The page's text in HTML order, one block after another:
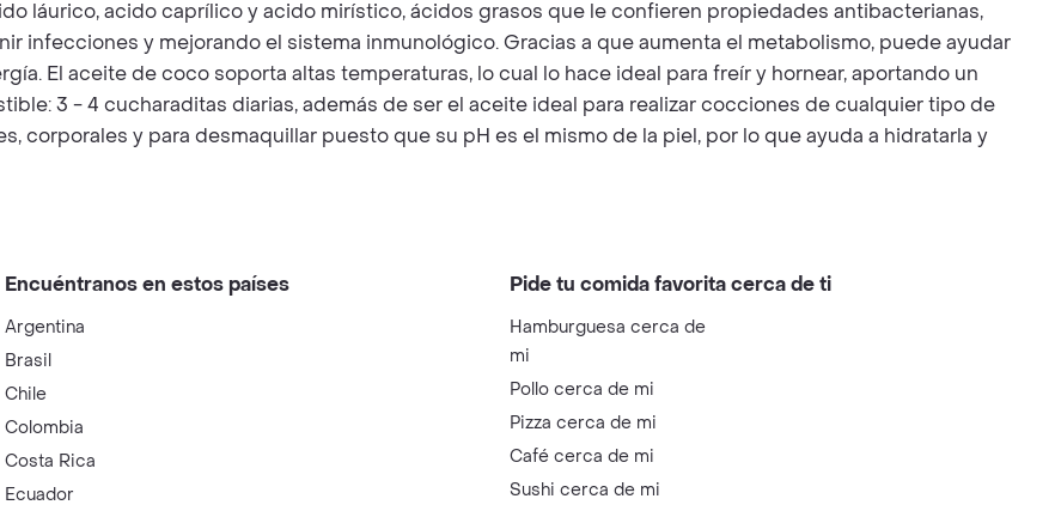
láurico, acido caprílico y acido mirístico, ácidos grasos que le confieren propiedades antibacterianas,
infecciones y mejorando el sistema inmunológico. Gracias a que aumenta el metabolismo, puede ayudar
El aceite de coco soporta altas temperaturas, lo cual lo hace ideal para freír y hornear, aportando un
3 - 4 cucharaditas diarias, además de ser el aceite ideal para realizar cocciones de cualquier tipo de
corporales y para desmaquillar puesto que su pH es el mismo de la piel, por lo que ayuda a hidratarla y
Encuéntranos en estos países
Argentina
Brasil
Chile
Colombia
Costa Rica
Ecuador
Pide tu comida favorita cerca de ti
Hamburguesa cerca de
mi
Pollo cerca de mi
Pizza cerca de mi
Café cerca de mi
Sushi cerca de mi